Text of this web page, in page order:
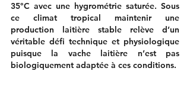
35°C avec une hygrométrie saturée. Sous
ce climat tropical maintenir une
production laitière stable relève d’un
véritable défi technique et physiologique
puisque la vache laitière n’est pas
biologiquement adaptée à ces conditions.